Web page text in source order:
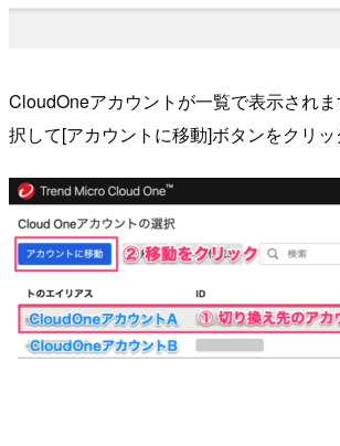
CloudOneアカウントが一覧で表示され
択して[アカウントに移動]ボタンをクリッ